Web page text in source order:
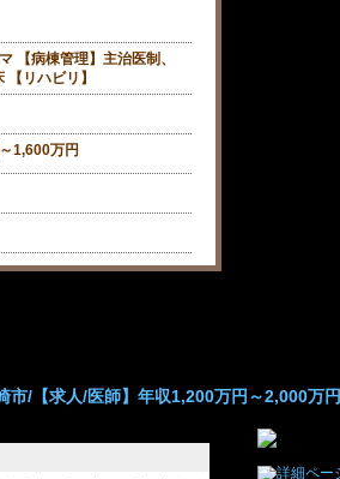
【病棟管理】主治医制、
【リハビリ】
1,600万円
市/【求人/医師】年収1,200万円～2,000万円